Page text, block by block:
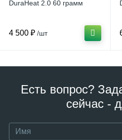
DuraHeat 2.0 60 грамм
4 500 ₽ /шт
Есть вопрос?
сейчас -